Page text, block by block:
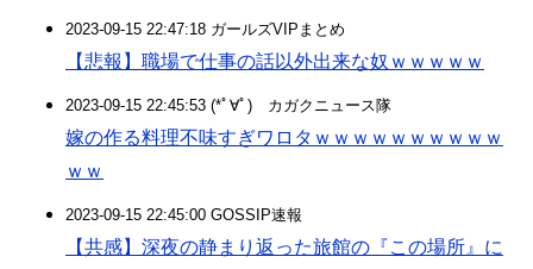
2023-09-15 22:47:18 ガールズVIPまとめ
【悲報】職場で仕事の話以外出来な奴ｗｗｗｗｗ
2023-09-15 22:45:53 (*ﾟ∀ﾟ)ゞカガクニュース隊
嫁の作る料理不味すぎワロタｗｗｗｗｗｗｗｗｗｗ
ｗｗ
2023-09-15 22:45:00 GOSSIP速報
【共感】深夜の静まり返った旅館の『この場所』に